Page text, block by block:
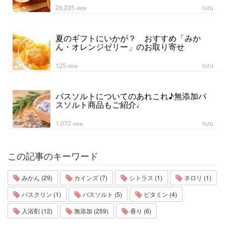
ruru
26,235 view
夏のギフトにいかが？ おすすめ「みか
ん・オレンジゼリー」のお取り寄せ
ruru
125 view
バスソルトについてのあれこれ♪無添加バ
スソルト商品もご紹介♩
ruru
1,072 view
この記事のキーワード
みかん (29) カインズ (7) シトラス (1)
ネロリ (1)
バスクリン (1)
バスソルト (5)
ビタミン (4)
入浴剤 (12)
無添加 (259) 香り (6)